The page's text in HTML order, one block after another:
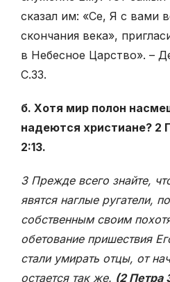
сказал им: «Се, Я с вами
скончания века»,
в Небесное Царство». –
С.33.
б. Хотя мир полон
надеются христиане? 2
2:13.
3 Прежде всего знайте,
явятся наглые ругатели,
собственным своим
обетование пришествия
стали умирать отцы, от
остается так же. (2 Петра